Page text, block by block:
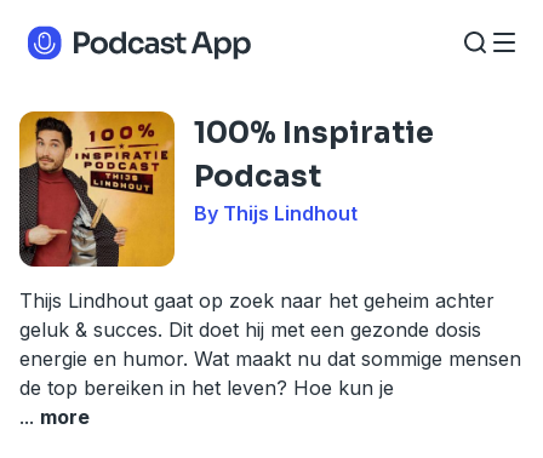
100% Inspiratie
Podcast
By Thijs Lindhout
Thijs Lindhout gaat op zoek naar het geheim achter
geluk & succes. Dit doet hij met een gezonde dosis
energie en humor. Wat maakt nu dat sommige mensen
de top bereiken in het leven? Hoe kun je
... more